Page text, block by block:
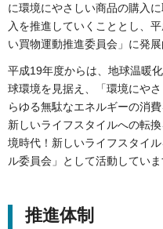
に環境にやさしい商品の購入
入を推進していくこととし、
い買物運動推進委員会」に発展
平成19年度からは、地球温暖
球環境を見据え、「環境にや
らゆる無駄なエネルギーの消
新しいライフスタイルへの転
境時代！新しいライフスタイ
ル委員会」として活動していま
推進体制